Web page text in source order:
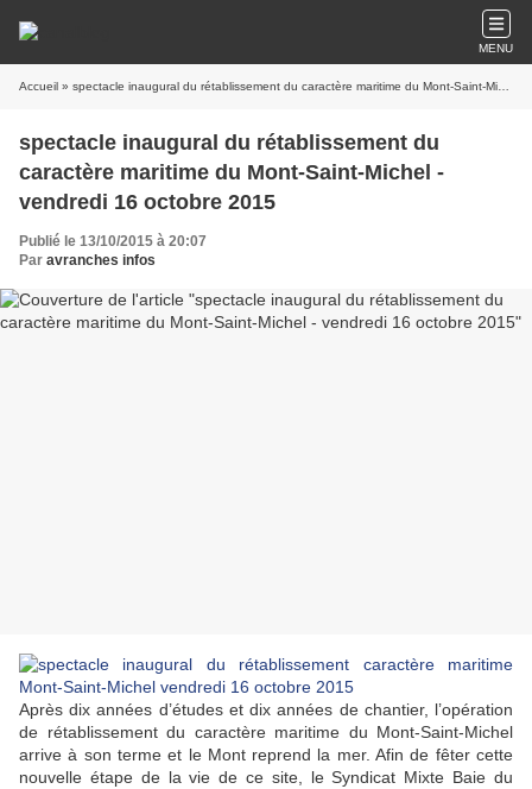
MENU
Accueil » spectacle inaugural du rétablissement du caractère maritime du Mont-Saint-Michel - vendredi 16 octobre 2015
spectacle inaugural du rétablissement du
caractère maritime du Mont-Saint-Michel -
vendredi 16 octobre 2015
Publié le 13/10/2015 à 20:07
Par avranches infos
Après dix années d’études et dix années de chantier, l’opération
de rétablissement du caractère maritime du Mont-Saint-Michel
arrive à son terme et le Mont reprend la mer. Afin de fêter cette
nouvelle étape de la vie de ce site, le Syndicat Mixte Baie du